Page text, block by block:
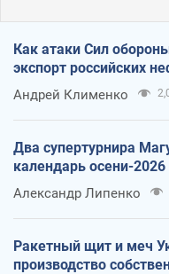
Как атаки Сил
экспорт российских
Андрей Клименко
Два супертурнира
календарь осени-2026
Александр Липенко
Ракетный щит и меч
производство